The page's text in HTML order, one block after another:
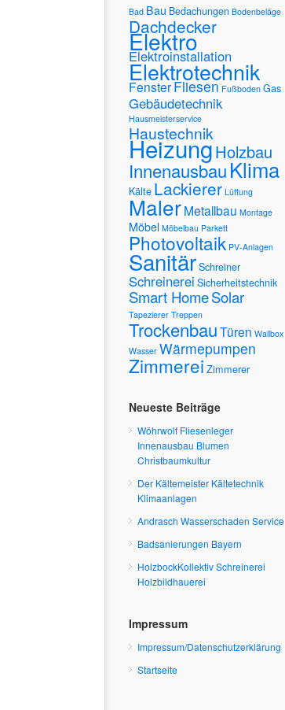
Bad Bau Bedachungen Bodenbeläge
Dachdecker
Elektro
Elektroinstallation
Elektrotechnik
FensterFliesen Fußboden Gas
Gebäudetechnik
Hausmeisterservice
Haustechnik
HeizungHolzbau
InnenausbauKlima
Kälte Lackierer Lüftung
MalerMetallbau Montage
Möbel Möbelbau Parkett
Photovoltaik PV-Anlagen
SanitärSchreiner
Schreinerei Sicherheitstechnik
Smart HomeSolar
Tapezierer Treppen
TrockenbauTüren Wallbox
Wasser Wärmepumpen
Zimmerei Zimmerer
Neueste Beiträge
Wöhrwolf Fliesenleger
Innenausbau Blumen
Christbaumkultur
Der Kältemeister Kältetechnik
Klimaanlagen
Andrasch Wasserschaden Service
Badsanierungen Bayern
HolzbockKollektiv Schreinerei
Holzbildhauerei
Impressum
Impressum/Datenschutzerklärung
Startseite